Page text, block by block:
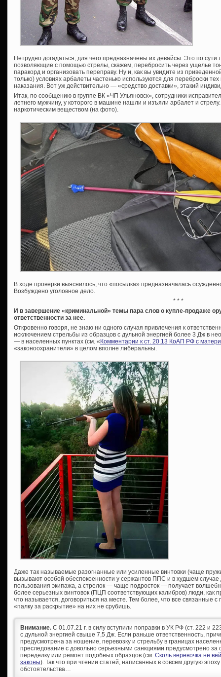
Нетрудно догадаться, для чего предназначены их девайсы. Это по сути
позволяющие с помощью стрелы, скажем, перебросить через ущелье
паракорд и организовать переправу. Ну и, как вы увидите из
только) условиях арбалеты частенько используются для переброски
наказания. Вот уж действительно — «средство доставки», этакий
Итак, по сообщению в группе ВК «ЧП Ульяновск», сотрудники
летнего мужчину, у которого в машине нашли и изъяли арбалет и
наркотическим веществом (на фото).
В ходе проверки выяснилось, что «посылка» предназначалась
Возбуждено уголовное дело.
* * *
И в завершение «криминальной» темы пара слов о купле-продаже
ответственности за нее.
Откровенно говоря, не знаю ни одного случая привлечения к
исключением стрельбы из образцов с дульной энергией более 3 Дж в
— в населенных пунктах (см. « Комментарии к ст. 20.13 КоАП РФ с
«законоохранители» в целом вполне либеральны.
Даже так называемые разогнанные или усиленные винтовки (чаще
вызывают особой обеспокоенности у сержантов ППС и в худшем случае
пользования экипажа, а стрелок — чаще подросток — получает
более серьезных винтовок (ПЦП соответствующих калибров) люди, как
что называется, договориться на месте. Тем более, что все связанные
«палку за раскрытие» на них не срубишь.
Внимание. С 01.07.21 г. в силу вступили поправки в УК РФ (ст. 222 и
с дульной энергией свыше 7,5 Дж. Если раньше ответственность,
предусмотрена за ношение, перевозку и стрельбу в границах
преследование с довольно серьезными санкциями предусмотрено за
переделку или ремонт подобных образцов (см. Сколь веревочка не
законы). Так что при чтении статей, написанных в совсем другую
обстоятельства…